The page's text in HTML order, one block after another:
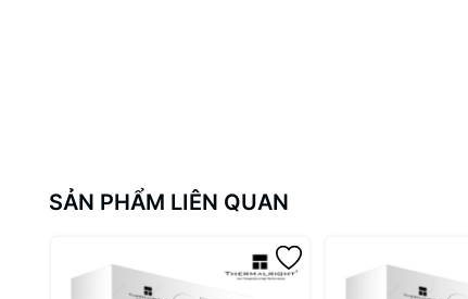
SẢN PHẨM LIÊN QUAN